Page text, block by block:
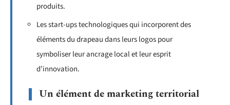
produits.
Les start-ups technologiques qui incorporent des
éléments du drapeau dans leurs logos pour
symboliser leur ancrage local et leur esprit
d’innovation.
Un élément de marketing territorial